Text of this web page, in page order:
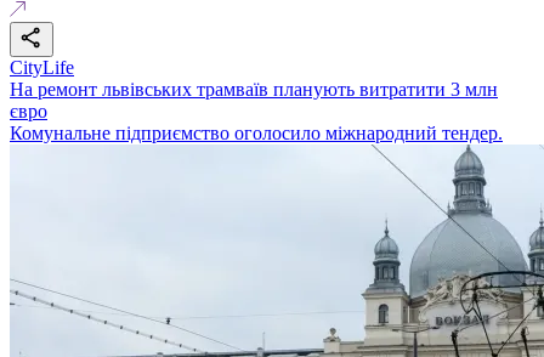
CityLife
На ремонт львівських трамваїв планують витратити 3 млн
євро
Комунальне підприємство оголосило міжнародний тендер.